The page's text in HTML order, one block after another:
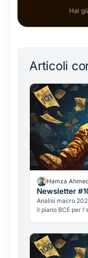
Hai
Articoli
Hamza
Newsletter
Analisi macro
il piano BCE per